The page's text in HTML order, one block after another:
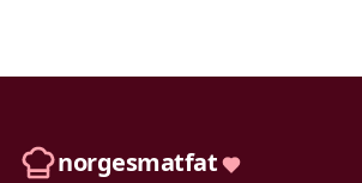
norgesmatfat